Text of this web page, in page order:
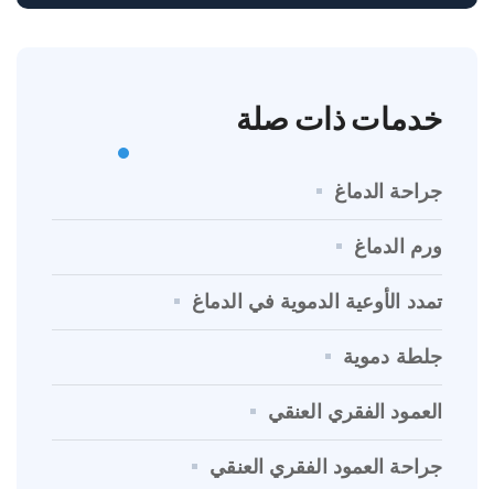
خدمات ذات صلة
جراحة الدماغ
ورم الدماغ
تمدد الأوعية الدموية في الدماغ
جلطة دموية
العمود الفقري العنقي
جراحة العمود الفقري العنقي